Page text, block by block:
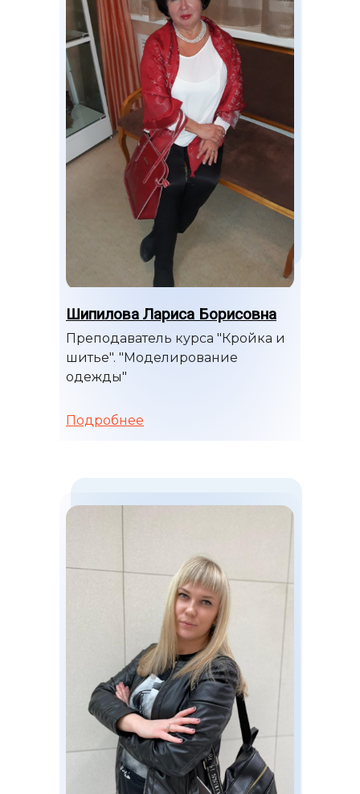
Курсы красоты и здоровья в Липецке
Курсы дизайна среды в Липецке
Хобби курсы в Липецке
Самые популярные
Расписание
Все разделы (3)
Контакты
г. Липецк, ул. Семашко, д.1, оф.422
Шипилова Лариса Борисовна
Преподаватель курса "Кройка и
шитье". "Моделирование
одежды"
Подробнее